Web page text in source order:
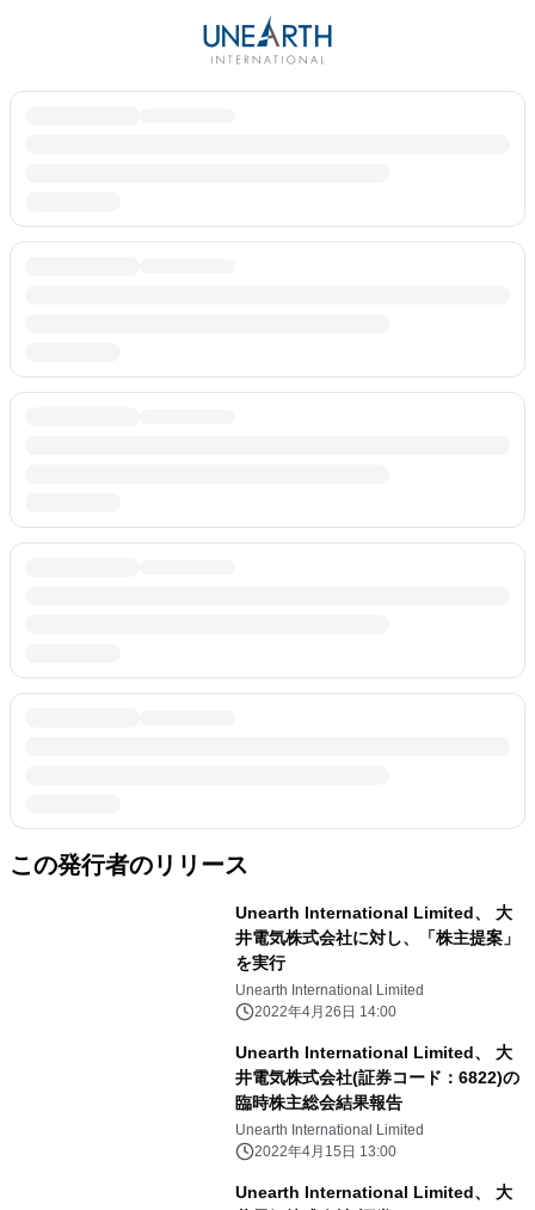
この発行者のリリース
Unearth International Limited、 大
井電気株式会社に対し、「株主提案」
を実行
Unearth International Limited
2022年4月26日 14:00
Unearth International Limited、 大
井電気株式会社(証券コード：6822)の
臨時株主総会結果報告
Unearth International Limited
2022年4月15日 13:00
Unearth International Limited、 大